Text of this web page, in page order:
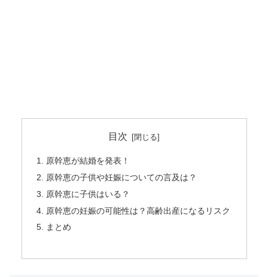
目次
原幹恵が結婚を発表！
原幹恵の子供や妊娠についての言及は？
原幹恵に子供はいる？
原幹恵の妊娠の可能性は？高齢出産になるリスク
まとめ